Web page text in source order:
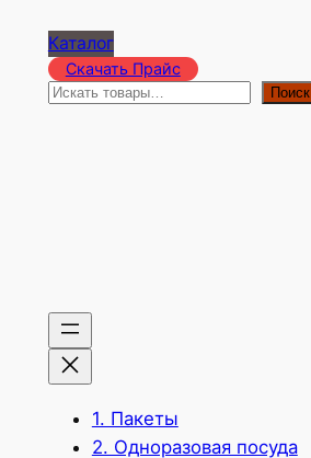
Каталог
Скачать Прайс
П
Поиск
1. Пакеты
2. Одноразовая посуда